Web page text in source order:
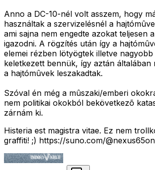
Anno a DC-10-nél volt asszem, hogy
használtak a szervizelésnél a
ami sajna nem engedte azokat teljesen
igazodni. A rögzítés után így a
elemei rézben lötyögtek illetve
keletkezett bennük, így aztán általában
a hajtómûvek leszakadtak.
Szóval én még a mûszaki/emberi
nem politikai okokból bekövetkezõ
zárnám ki.
Histeria est magistra vitae. Ez nem
graffiti! ;) https://suno.com/